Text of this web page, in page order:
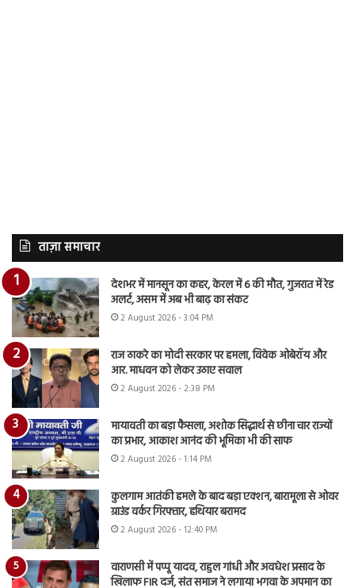
ताज़ा समाचार
देशभर में मानसून का कहर, केरल में 6 की मौत, गुजरात में रेड
अलर्ट, असम में अब भी बाढ़ का संकट
2 August 2026 - 3:04 PM
राज ठाकरे का मोदी सरकार पर हमला, विवेक ओबेरॉय और
आर. माधवन को लेकर उठाए सवाल
2 August 2026 - 2:38 PM
मायावती का बड़ा फैसला, अशोक सिद्धार्थ से छीना चार राज्यों
का प्रभार, आकाश आनंद की भूमिका भी की साफ
2 August 2026 - 1:14 PM
कुलगाम आतंकी हमले के बाद बड़ा एक्शन, बारामूला से ओवर
ग्राउंड वर्कर गिरफ्तार, हथियार बरामद
2 August 2026 - 12:40 PM
वाराणसी में पप्पू यादव, राहुल गांधी और अवधेश प्रसाद के
खिलाफ FIR दर्ज, संत समाज ने लगाया भगवा के अपमान का